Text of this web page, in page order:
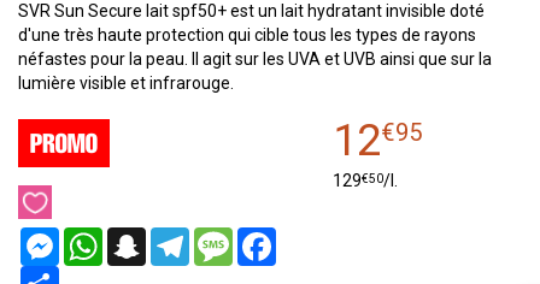
SVR Sun Secure lait spf50+ est un lait hydratant invisible doté
d'une très haute protection qui cible tous les types de rayons
néfastes pour la peau. Il agit sur les UVA et UVB ainsi que sur la
lumière visible et infrarouge.
MessengerWhatsAppSnapchatTelegramMessage
12€95
129€50/